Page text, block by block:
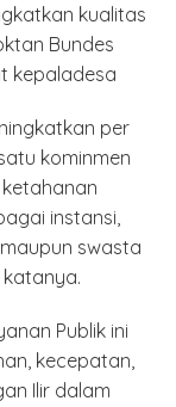
kualitas
Bundes
kepaladesa
per
kominmen
instansi,
swasta
Publik ini
kecepatan,
Ilir dalam